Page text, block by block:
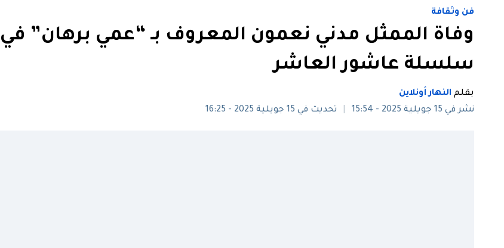
فن وثقافة
وفاة الممثل مدني نعمون المعروف بـ “عمي برهان” في
سلسلة عاشور العاشر
بقلم النهار أونلاين
نشر في 15 جويلية 2025 - 15:54
تحديث في 15 جويلية 2025 - 16:25